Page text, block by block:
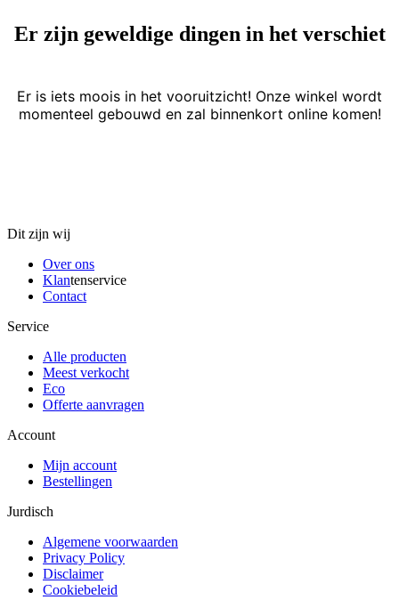
Er zijn geweldige dingen in het verschiet
Er is iets moois in het vooruitzicht! Onze winkel wordt
momenteel gebouwd en zal binnenkort online komen!
Dit zijn wij
Over ons
Klantenservice
Contact
Service
Alle producten
Meest verkocht
Eco
Offerte aanvragen
Account
Mijn account
Bestellingen
Jurdisch
Algemene voorwaarden
Privacy Policy
Disclaimer
Cookiebeleid